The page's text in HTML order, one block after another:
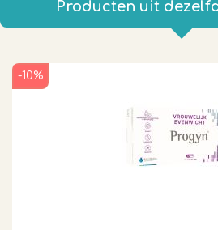
Producten uit
-10%